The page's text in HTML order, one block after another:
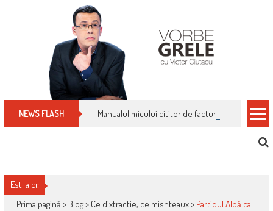
NEWS FLASH Manualul micului cititor de facturi: nu plăti
Esti aici:
Prima pagină > Blog> Ce dixtractie, ce mishteaux> Partidul Albă ca